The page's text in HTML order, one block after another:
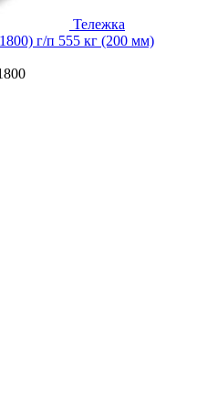
Тележка
г/п 555 кг (200 мм)